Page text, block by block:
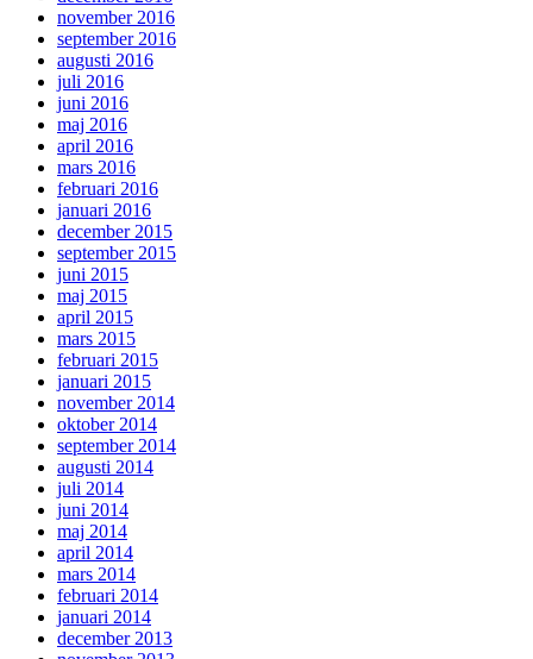
november 2016
september 2016
augusti 2016
juli 2016
juni 2016
maj 2016
april 2016
mars 2016
februari 2016
januari 2016
december 2015
september 2015
juni 2015
maj 2015
april 2015
mars 2015
februari 2015
januari 2015
november 2014
oktober 2014
september 2014
augusti 2014
juli 2014
juni 2014
maj 2014
april 2014
mars 2014
februari 2014
januari 2014
december 2013